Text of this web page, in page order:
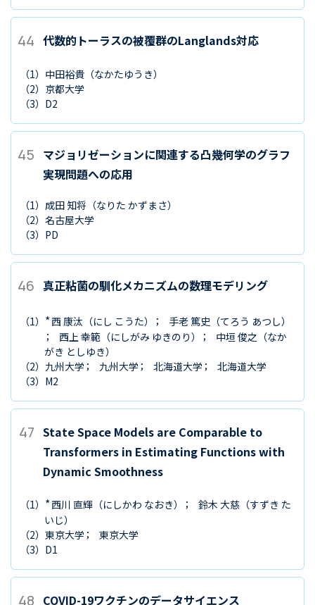
44 代数的トーラスの被覆群のLanglands対応
（1） 中田裕貴 （なかたゆうき）
（2） 京都大学
（3） D2
45 マジョリゼーションに関連する凸幾何学のグラフ
実現問題への応用
（1） 成田 知将 （なりた かずまさ）
（2） 名古屋大学
（3） PD
46 真正粘菌の馴化メカニズムの数理モデリング
（1） *西 康汰 （にし こうた） 手老 篤史 （てろう あつし）
西上 幸範 （にしがみ ゆきのり） 中垣 俊之 （なか
がき としゆき）
（2） 九州大学 九州大学 北海道大学
北海道大学
（3） M2
47 State Space Models are Comparable to
Transformers in Estimating Functions with
Dynamic Smoothness
（1） *西川 直輝 （にしかわ なおき） 鈴木 大慈 （すずき た
いじ）
（2） 東京大学
東京大学
（3） D1
48 COVID-19ワクチンのデータサイエンス